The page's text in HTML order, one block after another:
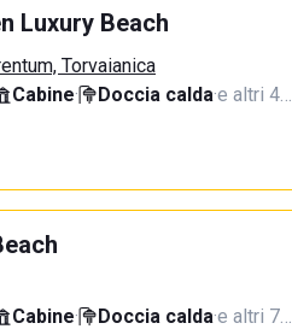
Luxury Beach
Torvaianica
Cabine· Doccia calda·e altri 4…
Cabine· Doccia calda·e altri 7…